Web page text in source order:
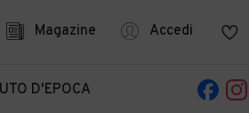
Magazine Accedi
D'EPOCA